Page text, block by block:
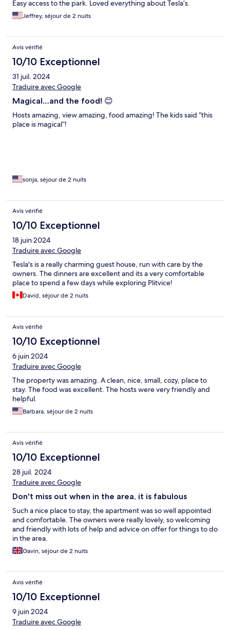
Easy access to the park. Loved everything about Tesla’s.
Jeffrey, séjour de 2 nuits
Avis vérifié
10/10 Exceptionnel
31 juil. 2024
Traduire avec Google
Magical…and the food! 😊
Hosts amazing, view amazing, food amazing! The kids said “this
place is magical”!
sonja, séjour de 2 nuits
Avis vérifié
10/10 Exceptionnel
18 juin 2024
Traduire avec Google
Tesla's is a really charming guest house, run with care by the
owners. The dinners are excellent and its a very comfortable
place to spend a few days while exploring Plitvice!
David, séjour de 2 nuits
Avis vérifié
10/10 Exceptionnel
6 juin 2024
Traduire avec Google
The property was amazing. A clean, nice, small, cozy, place to
stay. The food was excellent. The hosts were very friendly and
helpful.
Barbara, séjour de 2 nuits
Avis vérifié
10/10 Exceptionnel
28 juil. 2024
Traduire avec Google
Don't miss out when in the area, it is fabulous
Such a nice place to stay, the apartment was so well appointed
and comfortable. The owners were really lovely, so welcoming
and friendly with lots of help and advice on offer for things to do
in the area.
Gavin, séjour de 2 nuits
Avis vérifié
10/10 Exceptionnel
9 juin 2024
Traduire avec Google